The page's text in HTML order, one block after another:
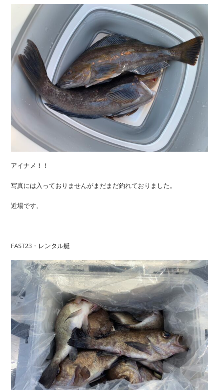
アイナメ！！
写真には入っておりませんがまだまだ釣れておりました。
近場です。
FAST23・レンタル艇